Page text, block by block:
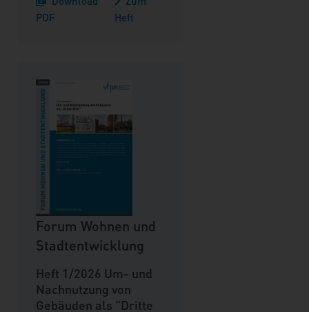
PDF
Heft
Forum Wohnen und
Stadtentwicklung
Heft 1/2026 Um- und
Nachnutzung von
Gebäuden als "Dritte